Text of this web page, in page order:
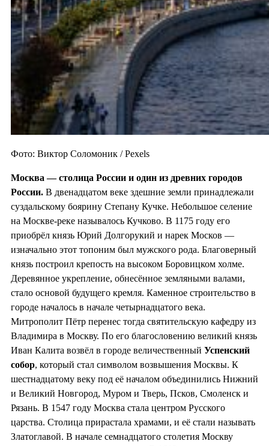
Фото: Виктор Соломоник / Pexels
Москва — столица России и один из древних городов
России. В двенадцатом веке здешние земли принадлежали
суздальскому боярину Степану Кучке. Небольшое селение
на Москве-реке называлось Кучково. В 1175 году его
приобрёл князь Юрий Долгорукий и нарек Москов —
изначально этот топоним был мужского рода. Благоверный
князь построил крепость на высоком Боровицком холме.
Деревянное укрепление, обнесённое земляными валами,
стало основой будущего кремля. Каменное строительство в
городе началось в начале четырнадцатого века.
Митрополит Пётр перенес тогда святительскую кафедру из
Владимира в Москву. По его благословению великий князь
Иван Калита возвёл в городе величественный Успенский
собор, который стал символом возвышения Москвы. К
шестнадцатому веку под её началом объединились Нижний
и Великий Новгород, Муром и Тверь, Псков, Смоленск и
Рязань. В 1547 году Москва стала центром Русского
царства. Столица прирастала храмами, и её стали называть
Златоглавой. В начале семнадцатого столетия Москву